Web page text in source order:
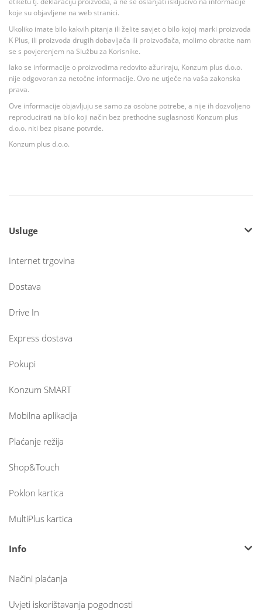
koje su objavljene na web stranici.
Ukoliko imate bilo kakvih pitanja ili želite savjet o bilo kojoj marki proizvoda
K Plus, ili proizvoda drugih dobavljača ili proizvođača, molimo obratite nam
se s povjerenjem na Službu za Korisnike.
Iako se informacije o proizvodima redovito ažuriraju, Konzum plus d.o.o.
nije odgovoran za netočne informacije. Ovo ne utječe na vaša zakonska
prava.
Ove informacije objavljuju se samo za osobne potrebe, a nije ih dozvoljeno
reproducirati na bilo koji način bez prethodne suglasnosti Konzum plus
d.o.o. niti bez pisane potvrde.
Konzum plus d.o.o.
Usluge
Internet trgovina
Dostava
Drive In
Express dostava
Pokupi
Konzum SMART
Mobilna aplikacija
Plaćanje režija
Shop&Touch
Poklon kartica
MultiPlus kartica
Info
Načini plaćanja
Uvjeti iskorištavanja pogodnosti